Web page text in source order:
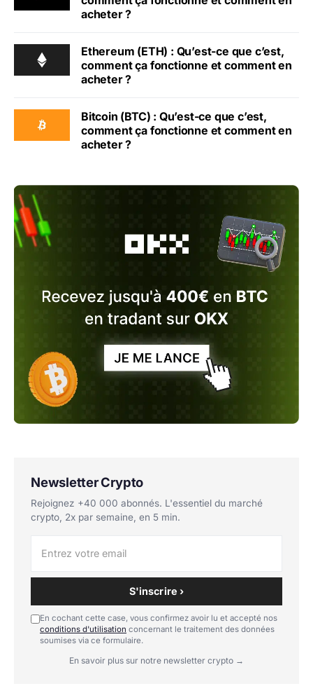
acheter ?
Ethereum (ETH) : Qu’est-ce que c’est,
comment ça fonctionne et comment en
acheter ?
Bitcoin (BTC) : Qu’est-ce que c’est,
comment ça fonctionne et comment en
acheter ?
Newsletter Crypto
Rejoignez +40 000 abonnés. L'essentiel du marché
crypto, 2x par semaine, en 5 min.
S'inscrire ›
En cochant cette case, vous confirmez avoir lu et accepté nos
conditions d'utilisation concernant le traitement des données
soumises via ce formulaire.
En savoir plus sur notre newsletter crypto →